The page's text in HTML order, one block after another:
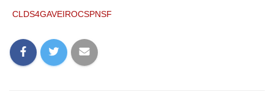
CLDS4GAVEIROCSPNSF